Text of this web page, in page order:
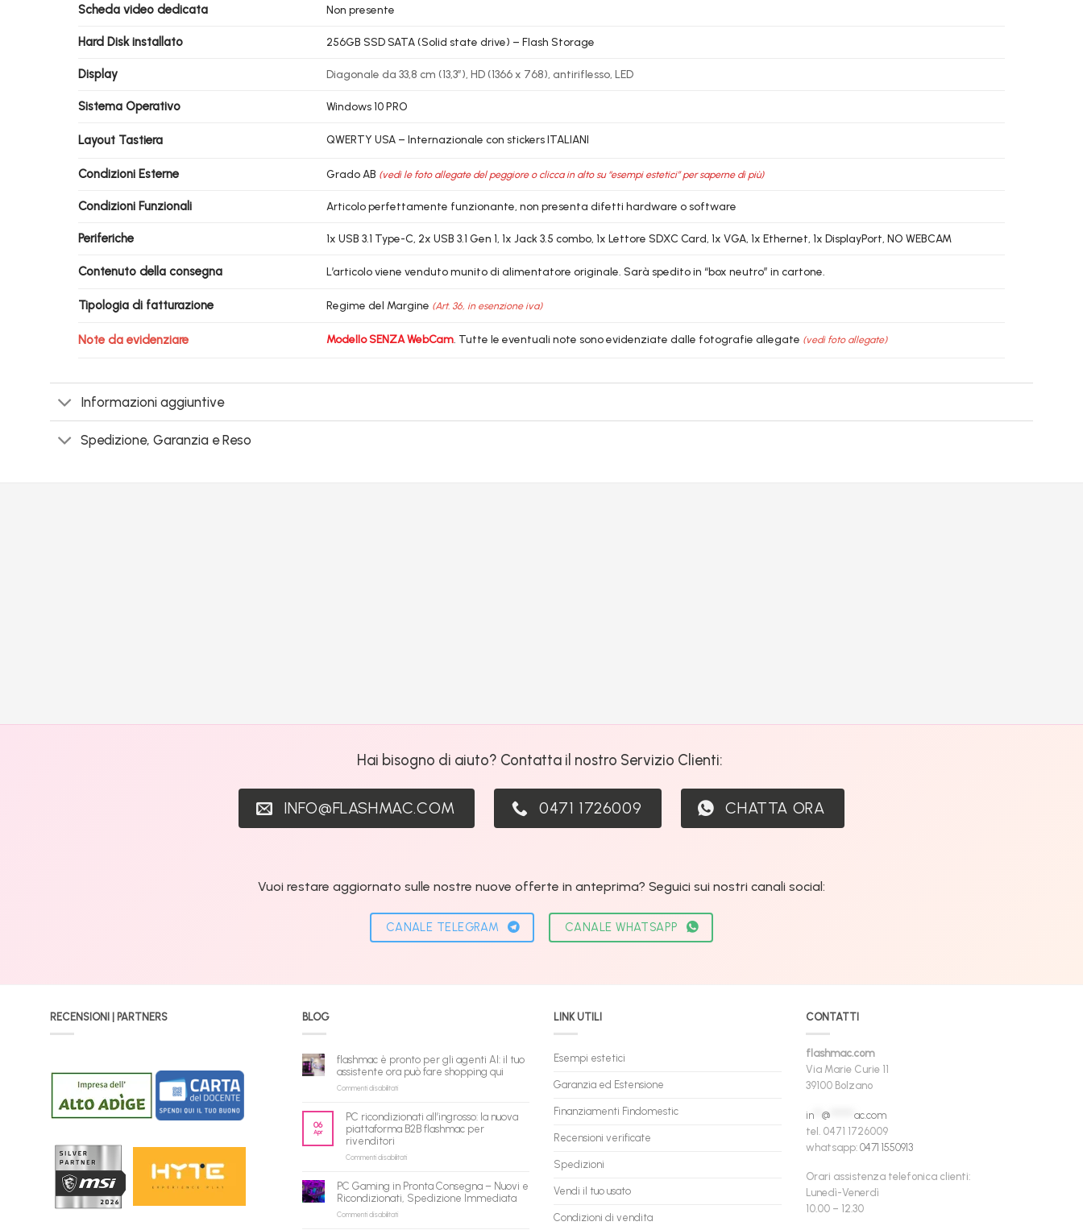
Scheda video dedicata Non presente
Hard Disk installato 256GB SSD SATA (Solid state drive) – Flash Storage
Display Diagonale da 33,8 cm (13,3″), HD (1366 x 768), antiriflesso, LED
Sistema Operativo Windows 10 PRO
Layout Tastiera QWERTY USA – Internazionale con stickers ITALIANI
Condizioni Esterne Grado AB (vedi le foto allegate del peggiore o clicca in alto su “esempi estetici” per saperne di più)
Condizioni Funzionali Articolo perfettamente funzionante, non presenta difetti hardware o software
Periferiche 1x USB 3.1 Type-C, 2x USB 3.1 Gen 1, 1x Jack 3.5 combo, 1x Lettore SDXC Card, 1x VGA, 1x Ethernet, 1x DisplayPort, NO WEBCAM
Contenuto della consegna L’articolo viene venduto munito di alimentatore originale. Sarà spedito in “box neutro” in cartone.
Tipologia di fatturazione Regime del Margine (Art. 36, in esenzione iva)
Note da evidenziare Modello SENZA WebCam. Tutte le eventuali note sono evidenziate dalle fotografie allegate (vedi foto allegate)
Informazioni aggiuntive
Spedizione, Garanzia e Reso
Hai bisogno di aiuto? Contatta il nostro Servizio Clienti:
INFO@FLASHMAC.COM 0471 1726009 CHATTA ORA
Vuoi restare aggiornato sulle nostre nuove offerte in anteprima? Seguici sui nostri canali social:
CANALE TELEGRAM CANALE WHATSAPP
RECENSIONI | PARTNERS BLOG
flashmac è pronto per gli agenti AI: il tuo
assistente ora può fare shopping qui
Commenti disabilitatisu
pronto
per
agenti
tuo
assistente
06
Apr
PC ricondizionati all’ingrosso: la nuova
piattaforma B2B flashmac per
rivenditori
Commenti disabilitatisu
all’ingrosso:
la
PC Gaming in Pronta Consegna – Nuovi e
Ricondizionati, Spedizione Immediata
Commenti disabilitatisu
LINK UTILI
Esempi estetici
Garanzia ed Estensione
Finanziamenti Findomestic
Recensioni verificate
Spedizioni
Vendi il tuo usato
Condizioni di vendita
CONTATTI
flashmac.com
Via Marie Curie 11
39100 Bolzano
in** @****** ac.com
tel. 0471 1726009
whatsapp: 0471 1550913
Orari assistenza telefonica clienti:
Lunedì-Venerdì
10.00 – 12.30